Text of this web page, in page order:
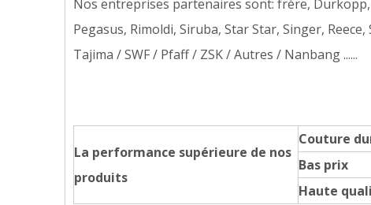
Nos entreprises partenaires sont: frère, Durkopp,
Pegasus, Rimoldi, Siruba, Star Star, Singer,
Tajima / SWF / Pfaff / ZSK / Autres / Nanbang ......
La performance supérieure de nos
produits
Couture
Bas prix
Haute